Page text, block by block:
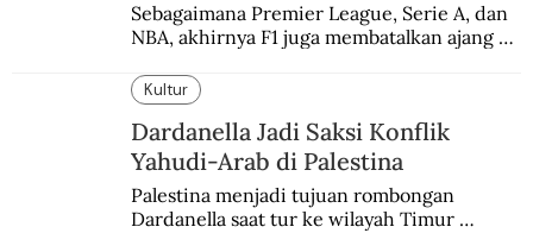
Sebagaimana Premier League, Serie A, dan
NBA, akhirnya F1 juga membatalkan ajang
enam dekade lampau.
Kultur
Dardanella Jadi Saksi Konflik
Yahudi-Arab di Palestina
Palestina menjadi tujuan rombongan
Dardanella saat tur ke wilayah Timur